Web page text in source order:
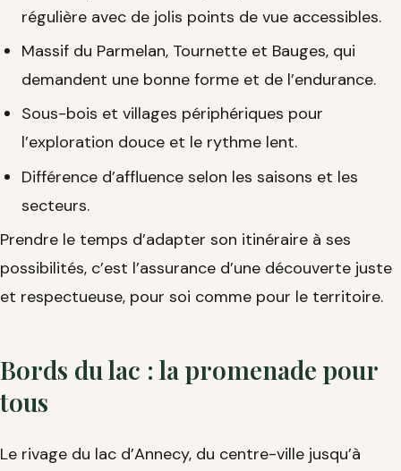
régulière avec de jolis points de vue accessibles.
Massif du Parmelan, Tournette et Bauges, qui
demandent une bonne forme et de l’endurance.
Sous-bois et villages périphériques pour
l’exploration douce et le rythme lent.
Différence d’affluence selon les saisons et les
secteurs.
Prendre le temps d’adapter son itinéraire à ses
possibilités, c’est l’assurance d’une découverte juste
et respectueuse, pour soi comme pour le territoire.
Bords du lac : la promenade pour
tous
Le rivage du lac d’Annecy, du centre-ville jusqu’à